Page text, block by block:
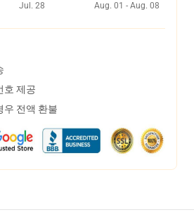
Jul. 28
Aug. 01 - Aug. 08
호 제공
우 전액 환불